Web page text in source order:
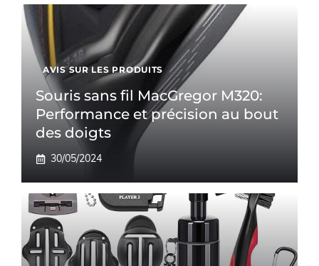
AVIS SUR LES PRODUITS
Souris sans fil MacGregor M320:
Performance et précision au bout
des doigts
30/05/2024